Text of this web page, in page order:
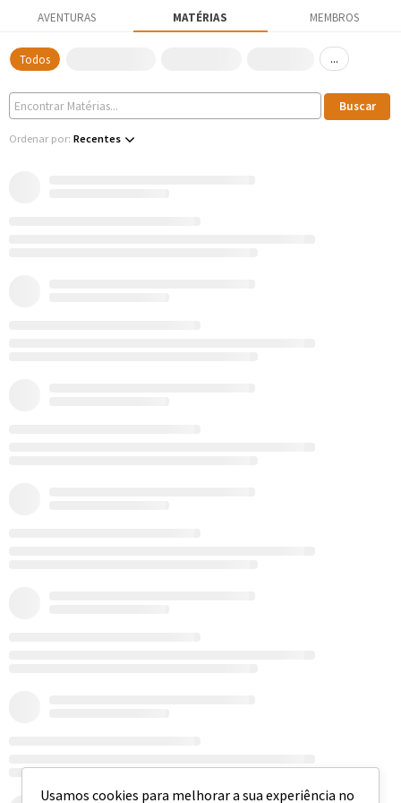
Usamos cookies para melhorar a sua experiência no
AVENTURAS MATÉRIAS MEMBROS
Todos ...
Ordenar por: Recentes